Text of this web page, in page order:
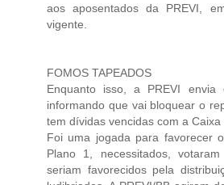
aos aposentados da PREVI,
vigente.
FOMOS TAPEADOS
Enquanto isso, a PREVI envia
informando que vai bloquear o
tem dívidas vencidas com a Caixa
Foi uma jogada para favorecer
Plano 1, necessitados,
seriam favorecidos pela